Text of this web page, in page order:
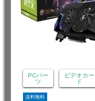
PCパー
ツ
ビデオカー
ド
送料無料